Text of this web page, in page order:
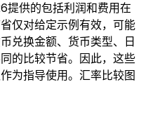
提供的包括利润和费用在
仅对给定示例有效，可能
兑换金额、货币类型、日
的比较节省。因此，这些
为指导使用。汇率比较图